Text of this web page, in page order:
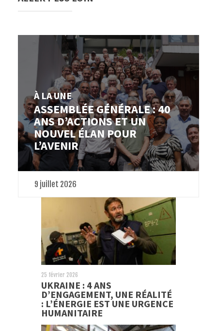
À LA UNE
ASSEMBLÉE GÉNÉRALE : 40
ANS D’ACTIONS ET UN
NOUVEL ÉLAN POUR
L’AVENIR
9 juillet 2026
25 février 2026
UKRAINE : 4 ANS
D’ENGAGEMENT, UNE RÉALITÉ
: L’ÉNERGIE EST UNE URGENCE
HUMANITAIRE